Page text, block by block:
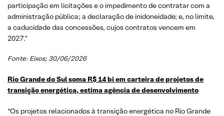
participação em licitações e o impedimento de contratar com a
administração pública; a declaração de inidoneidade; e, no limite,
a caducidade das concessões, cujos contratos vencem em
2027.”
Fonte: Eixos; 30/06/2026
Rio Grande do Sul soma R$ 14 bi em carteira de projetos de
transição energética, estima agência de desenvolvimento
“Os projetos relacionados à transição energética no Rio Grande